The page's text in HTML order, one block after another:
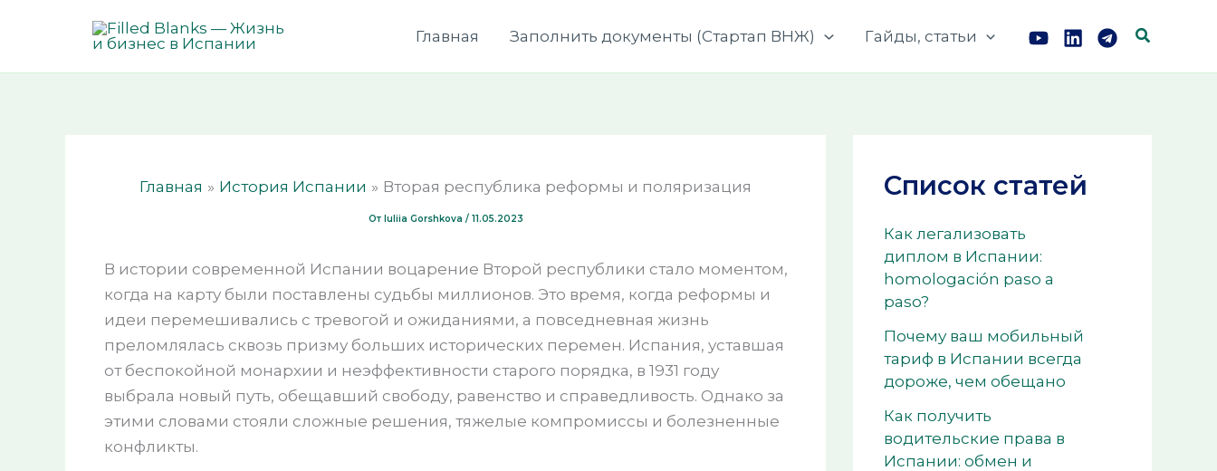
Главная Заполнить документы (Стартап ВНЖ) Гайды, статьи Поиск
Главная История Испании Вторая республика реформы и поляризация
От Iuliia Gorshkova / 11.05.2023
В истории современной Испании воцарение Второй республики стало моментом,
когда на карту были поставлены судьбы миллионов. Это время, когда реформы и
идеи перемешивались с тревогой и ожиданиями, а повседневная жизнь
преломлялась сквозь призму больших исторических перемен. Испания, уставшая
от беспокойной монархии и неэффективности старого порядка, в 1931 году
выбрала новый путь, обещавший свободу, равенство и справедливость. Однако за
этими словами стояли сложные решения, тяжелые компромиссы и болезненные
конфликты.
Список статей
Как легализовать
диплом в Испании:
homologación paso a
paso?
Почему ваш мобильный
тариф в Испании всегда
дороже, чем обещано
Как получить
водительские права в
Испании: обмен и